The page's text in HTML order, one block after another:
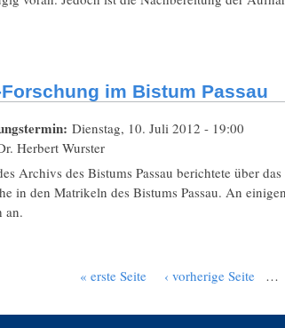
im Bistum Passau
Dienstag, 10. Juli 2012 - 19:00
Herbert Wurster
Archivs des Bistums Passau berichtete über
in den Matrikeln des Bistums Passau. An
an.
« erste Seite ‹ vorherige Seite …